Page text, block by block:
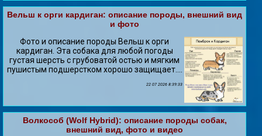
Вельш к opги кардиган: описание породы, внешний вид
и фото
Фото и описание породы Вельш к opги
кардиган. Эта собака для любой погоды
густая шерсть с грубоватой остью и мягким
пушистым подшерстком хорошо защищает....
22 07 2026 8:39:33
Волкособ (Wolf Hybrid): описание породы собак,
внешний вид, фото и видео